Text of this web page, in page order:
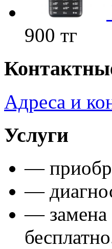
900 тг
Адреса и
Услуги
—
—
— замена